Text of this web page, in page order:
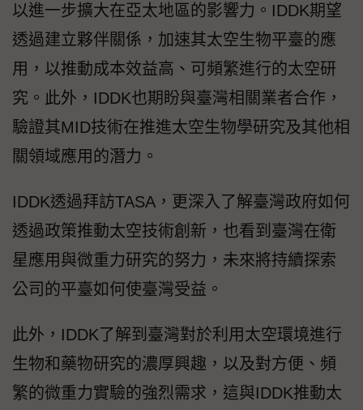
以進一步擴大在亞太地區的影響力。IDDK期望
透過建立夥伴關係，加速其太空生物平臺的應
用，以推動成本效益高、可頻繁進行的太空研
究。此外，IDDK也期盼與臺灣相關業者合作，
驗證其MID技術在推進太空生物學研究及其他相
關領域應用的潛力。
IDDK透過拜訪TASA，更深入了解臺灣政府如何
透過政策推動太空技術創新，也看到臺灣在衛
星應用與微重力研究的努力，未來將持續探索
公司的平臺如何使臺灣受益。
此外，IDDK了解到臺灣對於利用太空環境進行
生物和藥物研究的濃厚興趣，以及對方便、頻
繁的微重力實驗的強烈需求，這與IDDK推動太